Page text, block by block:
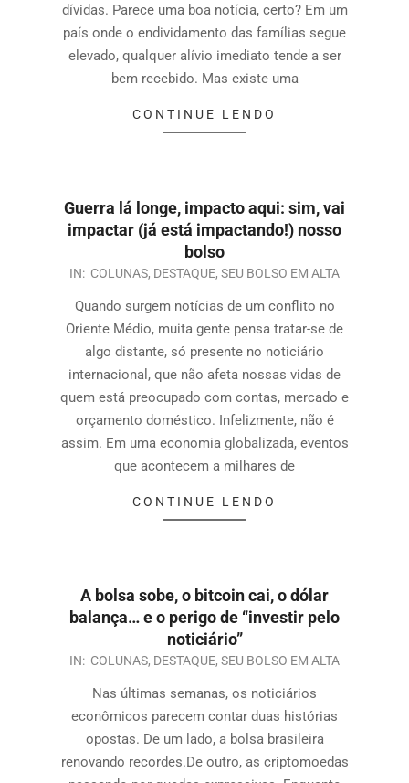
dívidas. Parece uma boa notícia, certo? Em um
país onde o endividamento das famílias segue
elevado, qualquer alívio imediato tende a ser
bem recebido. Mas existe uma
CONTINUE LENDO
Guerra lá longe, impacto aqui: sim, vai
impactar (já está impactando!) nosso
bolso
IN: COLUNAS, DESTAQUE, SEU BOLSO EM ALTA
Quando surgem notícias de um conflito no
Oriente Médio, muita gente pensa tratar-se de
algo distante, só presente no noticiário
internacional, que não afeta nossas vidas de
quem está preocupado com contas, mercado e
orçamento doméstico. Infelizmente, não é
assim. Em uma economia globalizada, eventos
que acontecem a milhares de
CONTINUE LENDO
A bolsa sobe, o bitcoin cai, o dólar
balança… e o perigo de “investir pelo
noticiário”
IN: COLUNAS, DESTAQUE, SEU BOLSO EM ALTA
Nas últimas semanas, os noticiários
econômicos parecem contar duas histórias
opostas. De um lado, a bolsa brasileira
renovando recordes.De outro, as criptomoedas